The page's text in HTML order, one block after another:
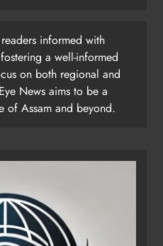
informed with
a well-informed
on both regional and
News aims to be a
of Assam and beyond.